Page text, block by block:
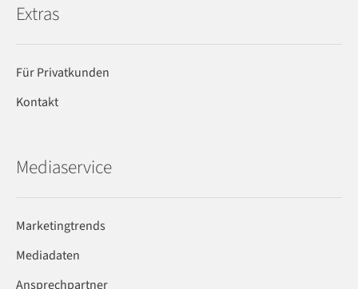
Extras
Für Privatkunden
Kontakt
Mediaservice
Marketingtrends
Mediadaten
Ansprechpartner